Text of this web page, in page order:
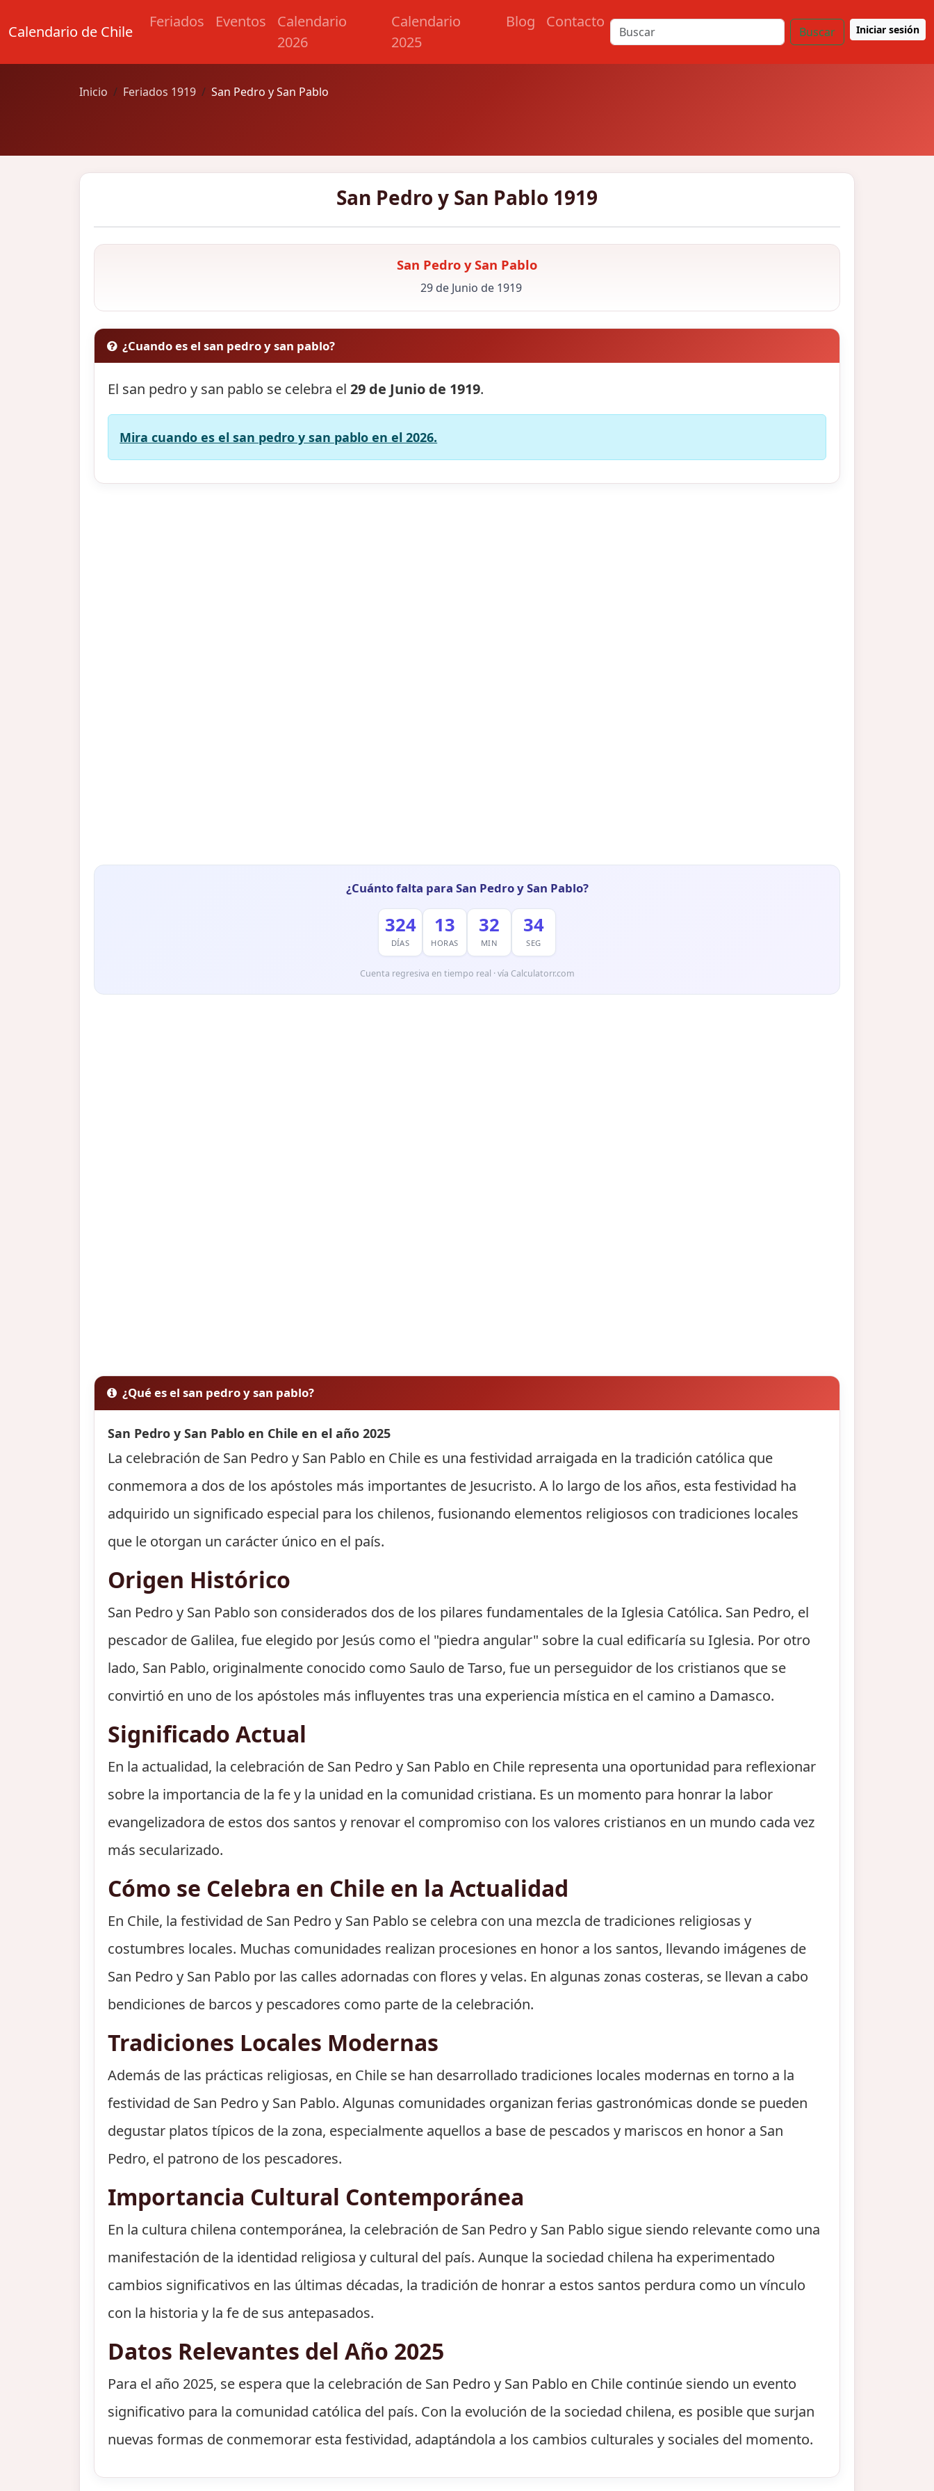
Calendario de Chile
Feriados Eventos
Calendario
2026
Calendario
2025
Blog Contacto
Buscar Iniciar sesión
Inicio Feriados 1919 San Pedro y San Pablo
San Pedro y San Pablo 1919
San Pedro y San Pablo
29 de Junio de 1919
¿Cuando es el san pedro y san pablo?
El san pedro y san pablo se celebra el29 de Junio de 1919.
Mira cuando es el san pedro y san pablo en el 2026.
¿Cuánto falta para San Pedro y San Pablo?
324
DÍAS
13
HORAS
32
MIN
33
SEG
Cuenta regresiva en tiempo real · vía Calculatorr.com
¿Qué es el san pedro y san pablo?
San Pedro y San Pablo en Chile en el año 2025
La celebración de San Pedro y San Pablo en Chile es una festividad arraigada en la tradición católica que
conmemora a dos de los apóstoles más importantes de Jesucristo. A lo largo de los años, esta festividad ha
adquirido un significado especial para los chilenos, fusionando elementos religiosos con tradiciones locales
que le otorgan un carácter único en el país.
Origen Histórico
San Pedro y San Pablo son considerados dos de los pilares fundamentales de la Iglesia Católica. San Pedro, el
pescador de Galilea, fue elegido por Jesús como el "piedra angular" sobre la cual edificaría su Iglesia. Por otro
lado, San Pablo, originalmente conocido como Saulo de Tarso, fue un perseguidor de los cristianos que se
convirtió en uno de los apóstoles más influyentes tras una experiencia mística en el camino a Damasco.
Significado Actual
En la actualidad, la celebración de San Pedro y San Pablo en Chile representa una oportunidad para reflexionar
sobre la importancia de la fe y la unidad en la comunidad cristiana. Es un momento para honrar la labor
evangelizadora de estos dos santos y renovar el compromiso con los valores cristianos en un mundo cada vez
más secularizado.
Cómo se Celebra en Chile en la Actualidad
En Chile, la festividad de San Pedro y San Pablo se celebra con una mezcla de tradiciones religiosas y
costumbres locales. Muchas comunidades realizan procesiones en honor a los santos, llevando imágenes de
San Pedro y San Pablo por las calles adornadas con flores y velas. En algunas zonas costeras, se llevan a cabo
bendiciones de barcos y pescadores como parte de la celebración.
Tradiciones Locales Modernas
Además de las prácticas religiosas, en Chile se han desarrollado tradiciones locales modernas en torno a la
festividad de San Pedro y San Pablo. Algunas comunidades organizan ferias gastronómicas donde se pueden
degustar platos típicos de la zona, especialmente aquellos a base de pescados y mariscos en honor a San
Pedro, el patrono de los pescadores.
Importancia Cultural Contemporánea
En la cultura chilena contemporánea, la celebración de San Pedro y San Pablo sigue siendo relevante como una
manifestación de la identidad religiosa y cultural del país. Aunque la sociedad chilena ha experimentado
cambios significativos en las últimas décadas, la tradición de honrar a estos santos perdura como un vínculo
con la historia y la fe de sus antepasados.
Datos Relevantes del Año 2025
Para el año 2025, se espera que la celebración de San Pedro y San Pablo en Chile continúe siendo un evento
significativo para la comunidad católica del país. Con la evolución de la sociedad chilena, es posible que surjan
nuevas formas de conmemorar esta festividad, adaptándola a los cambios culturales y sociales del momento.